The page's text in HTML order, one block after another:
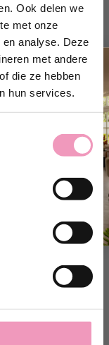
Ook delen we
met onze
analyse. Deze
met andere
die ze hebben
hun services.